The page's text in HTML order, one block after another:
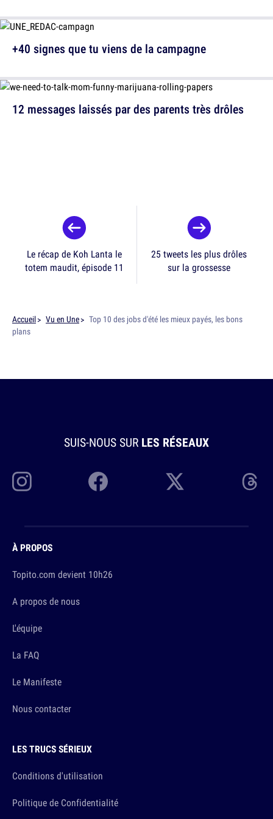
12 messages laissés par des parents très drôles
+40 signes que tu viens de la campagne
Le récap de Koh Lanta le
totem maudit, épisode 11
25 tweets les plus drôles
sur la grossesse
Accueil Vu en Une
Top 10 des jobs d'été les mieux payés, les bons
plans
SUIS-NOUS SUR LES RÉSEAUX
À PROPOS
Topito.com devient 10h26
A propos de nous
L'équipe
La FAQ
Le Manifeste
Nous contacter
LES TRUCS SÉRIEUX
Conditions d'utilisation
Politique de Confidentialité